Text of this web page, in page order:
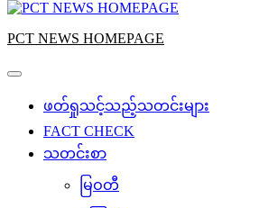
PCT NEWS HOMEPAGE
ဖတ်ရှုသင့်သည့်သတင်းများ
FACT CHECK
သတင်းစာ
မြဝတီ